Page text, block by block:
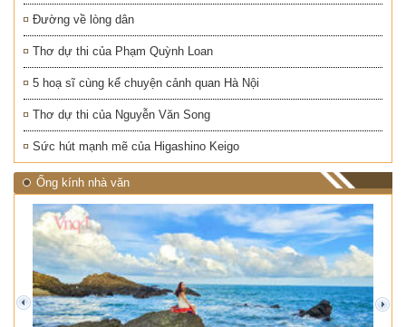
Đường về lòng dân
Thơ dự thi của Phạm Quỳnh Loan
5 hoạ sĩ cùng kể chuyện cảnh quan Hà Nội
Thơ dự thi của Nguyễn Văn Song
Sức hút mạnh mẽ của Higashino Keigo
Ống kính nhà văn
prev next